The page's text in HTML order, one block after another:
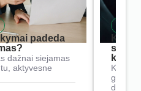
padeda
dažnai siejamas
aktyvesne
Kaip